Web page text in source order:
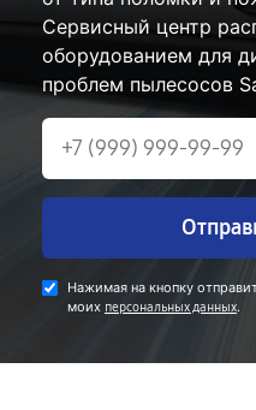
Сервисный центр
оборудованием для
проблем пылесосов
Нажимая на кнопку
моих персональных данных.